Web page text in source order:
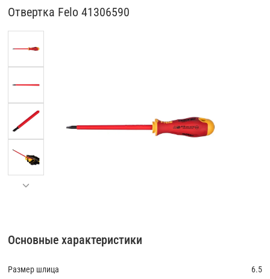
Отвертка Felo 41306590
Основные характеристики
Размер шлица 6.5